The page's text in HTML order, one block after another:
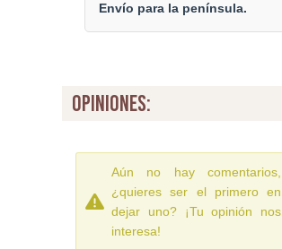
Envío para la península.
opiniones:
Aún no hay comentarios,
¿quieres ser el primero en
dejar uno? ¡Tu opinión nos
interesa!